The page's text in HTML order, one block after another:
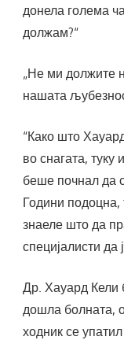
донела голема
должам?“
„Не ми должите
нашата
“Како што
во снагата, туку
беше почнал да
Години
знаеле што да
специјалисти да
Др. Хауард Кели
дошла болната,
ходник се